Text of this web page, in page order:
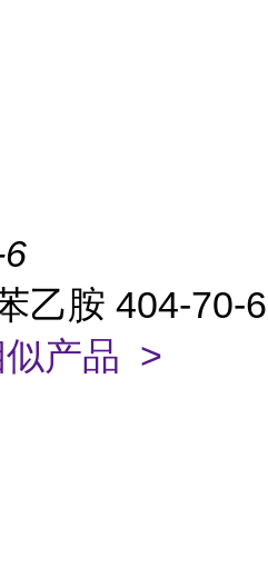
乙胺 404-70-6
似产品 >